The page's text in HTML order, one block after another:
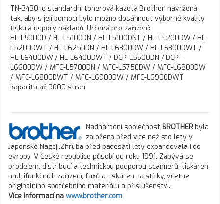
TN-3430 je standardní tonerová kazeta Brother, navržená
tak, aby s její pomocí bylo možno dosáhnout výborné kvality
tisku a úspory nákladů. Určená pro zařízení:
HL-L5000D / HL-L5100DN / HL-L5100DNT / HL-L5200DW / HL-
L5200DWT / HL-L6250DN / HL-L6300DW / HL-L6300DWT /
HL-L6400DW / HL-L6400DWT / DCP-L5500DN / DCP-
L6600DW / MFC-L5700DN / MFC-L5750DW / MFC-L6800DW
/ MFC-L6800DWT / MFC-L6900DW / MFC-L6900DWT
kapacita až 3000 stran
Nadnárodní společnost BROTHER byla
založena před více než sto lety v
Japonské Nagoji.Zhruba před padesáti lety expandovala i do
evropy. V České republice působí od roku 1991. Zabývá se
prodejem, distribucí a technickou podporou scannerů, tiskáren,
multifunkčních zařízení, faxů a tiskáren na štítky, včetne
originálního spotřebního materiálu a příslušenství.
Více informací na www.brother.com